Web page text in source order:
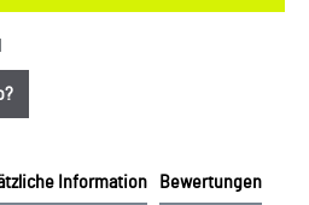
Information Bewertungen